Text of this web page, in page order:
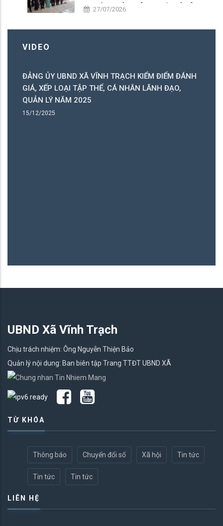
50 PHẦN QUÀ TRI ÂN NGƯỜI CÓ CÔNG
27/07/2026
VIDEO
ĐẢNG ỦY UBND XÃ VĨNH TRẠCH KIỂM ĐIỂM ĐÁNH
GIÁ, XẾP LOẠI TẬP THỂ, CÁ NHÂN LÃNH ĐẠO,
QUẢN LÝ NĂM 2025
15/12/2025
UBND Xã Vĩnh Trạch
Chịu trách nhiệm: Ông Nguyễn Thiện Bảo
Quản lý nội dung: Ban biên tập Trang TTĐT UBND XÃ
TỪ KHÓA
Thông báo Chuyển đổi số Xã hội Tin tức
Tin tức Tin tức
LIÊN HỆ